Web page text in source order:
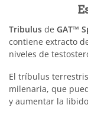
Tribulus de GAT™
contiene extracto
niveles de
El tríbulus
milenaria, que
y aumentar la